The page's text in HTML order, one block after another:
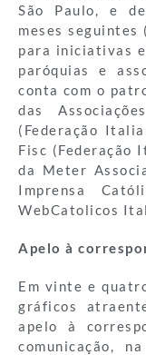
São Paulo, e
meses
para iniciativas
paróquias e
conta com o
das
(Federação
Fisc (Federação
da Meter
Imprensa
WebCatolicos
Apelo à
Em vinte e
gráficos
apelo à
comunicação,